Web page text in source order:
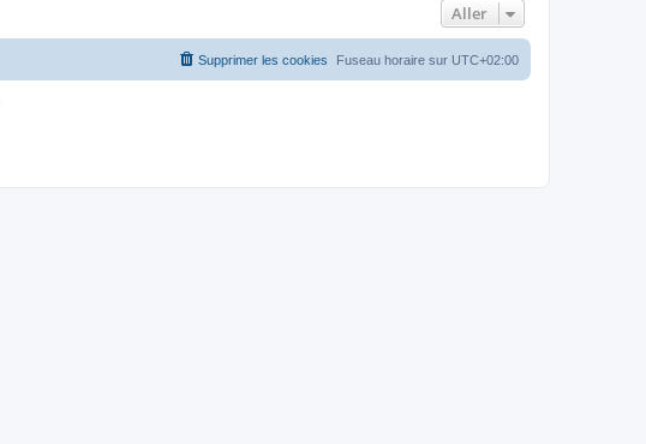
Aller
Fuseau horaire sur UTC+02:00
Supprimer les cookies